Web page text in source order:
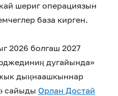
шериг операциязын
база кирген.
2026 болгаш 2027
дугайында»
дыңнаашкыннар
сайыды Орлан Достай